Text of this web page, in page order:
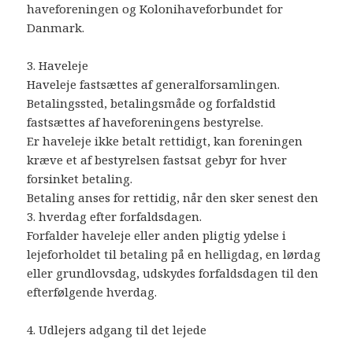
haveforeningen og Kolonihaveforbundet for
Danmark.
3. Haveleje
Haveleje fastsættes af generalforsamlingen.
Betalingssted, betalingsmåde og forfaldstid
fastsættes af haveforeningens bestyrelse.
Er haveleje ikke betalt rettidigt, kan foreningen
kræve et af bestyrelsen fastsat gebyr for hver
forsinket betaling.
Betaling anses for rettidig, når den sker senest den
3. hverdag efter forfaldsdagen.
Forfalder haveleje eller anden pligtig ydelse i
lejeforholdet til betaling på en helligdag, en lørdag
eller grundlovsdag, udskydes forfaldsdagen til den
efterfølgende hverdag.
4. Udlejers adgang til det lejede